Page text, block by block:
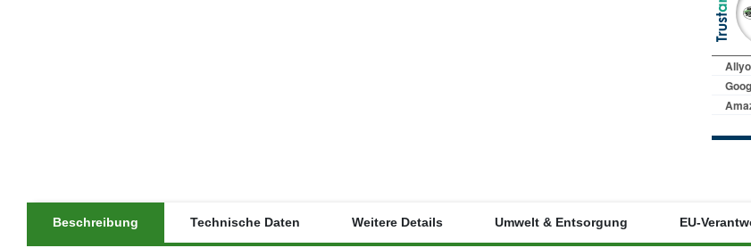
Beschreibung Technische Daten Weitere Details Umwelt & Entsorgung EU-